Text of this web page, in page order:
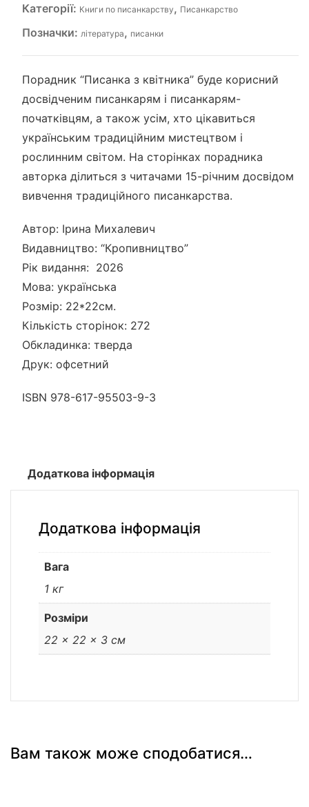
Категорії: Книги по писанкарству, Писанкарство
Позначки: література, писанки
Порадник “Писанка з квітника” буде корисний
досвідченим писанкарям і писанкарям-
початківцям, а також усім, хто цікавиться
українським традиційним мистецтвом і
рослинним світом. На сторінках порадника
авторка ділиться з читачами 15-річним досвідом
вивчення традиційного писанкарства.
Автор: Ірина Михалевич
Видавництво: “Кропивництво”
Рік видання: 2026
Мова: українська
Розмір: 22*22см.
Кількість сторінок: 272
Обкладинка: тверда
Друк: офсетний
ISBN 978-617-95503-9-3
Додаткова інформація
Додаткова інформація
Вага
1 кг
Розміри
22 × 22 × 3 см
Вам також може сподобатися…